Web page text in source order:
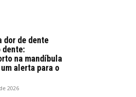
dor de dente
dente:
na mandíbula
alerta para o
2026